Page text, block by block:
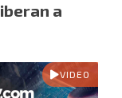
a
VIDEO